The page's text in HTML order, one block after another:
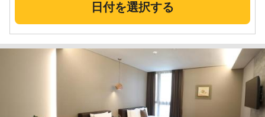
日付を選択する